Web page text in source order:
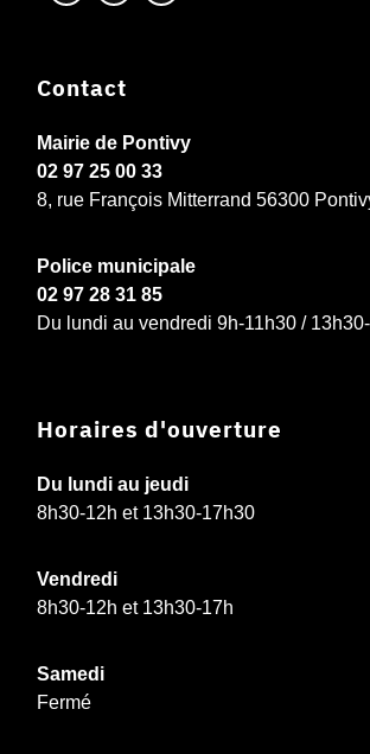
Contact
Mairie de Pontivy
02 97 25 00 33
8, rue François Mitterrand 56300
Police municipale
02 97 28 31 85
Du lundi au vendredi 9h-11h30 /
Horaires d'ouverture
Du lundi au jeudi
8h30-12h et 13h30-17h30
Vendredi
8h30-12h et 13h30-17h
Samedi
Fermé